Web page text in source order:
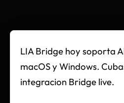
LIA Bridge hoy soporta
macOS y Windows.
integracion Bridge live.